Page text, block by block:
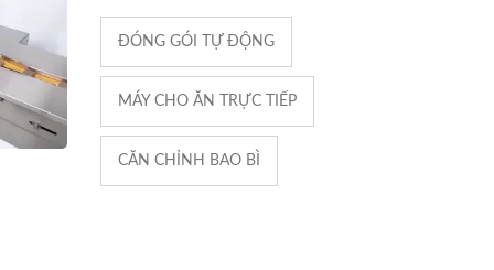
ĐÓNG GÓI TỰ ĐỘNG
MÁY CHO ĂN TRỰC TIẾP
CĂN CHỈNH BAO BÌ